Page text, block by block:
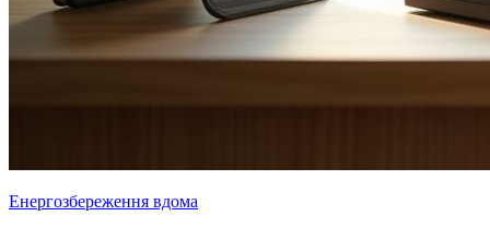
Енергозбереження вдома